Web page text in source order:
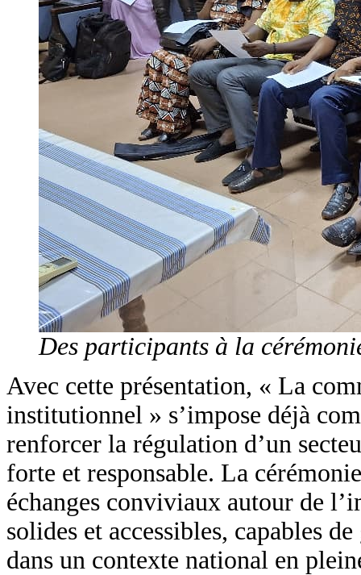
Des participants à la
Avec cette présentation, « La
institutionnel » s’impose déjà
renforcer la régulation d’un
forte et responsable. La
échanges conviviaux autour de
solides et accessibles, capables
dans un contexte national en